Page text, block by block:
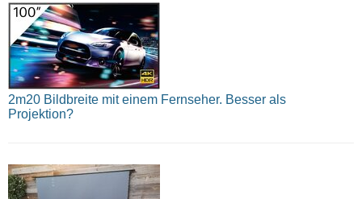
2m20 Bildbreite mit einem Fernseher. Besser als
Projektion?